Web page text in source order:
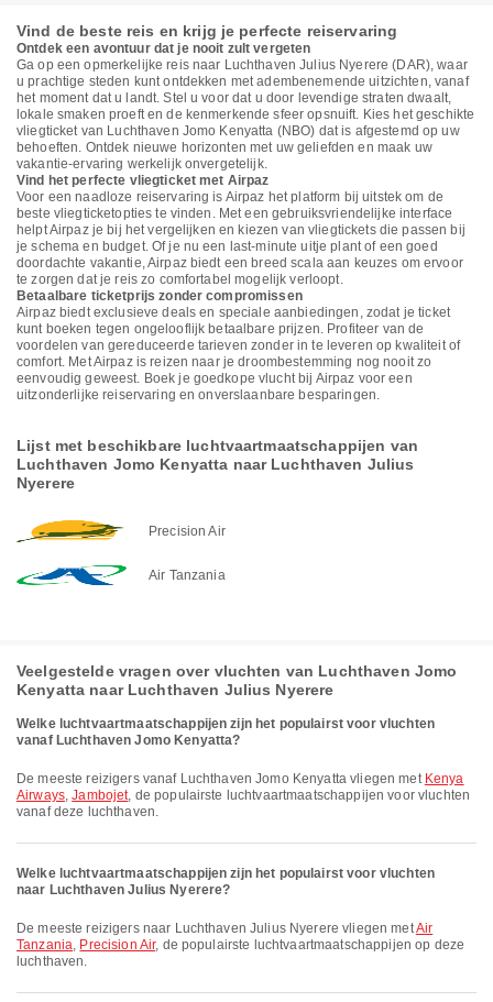
Vind de beste reis en krijg je perfecte reiservaring
Ontdek een avontuur dat je nooit zult vergeten
Ga op een opmerkelijke reis naar Luchthaven Julius Nyerere (DAR), waar
u prachtige steden kunt ontdekken met adembenemende uitzichten, vanaf
het moment dat u landt. Stel u voor dat u door levendige straten dwaalt,
lokale smaken proeft en de kenmerkende sfeer opsnuift. Kies het geschikte
vliegticket van Luchthaven Jomo Kenyatta (NBO) dat is afgestemd op uw
behoeften. Ontdek nieuwe horizonten met uw geliefden en maak uw
vakantie-ervaring werkelijk onvergetelijk.
Vind het perfecte vliegticket met Airpaz
Voor een naadloze reiservaring is Airpaz het platform bij uitstek om de
beste vliegticketopties te vinden. Met een gebruiksvriendelijke interface
helpt Airpaz je bij het vergelijken en kiezen van vliegtickets die passen bij
je schema en budget. Of je nu een last-minute uitje plant of een goed
doordachte vakantie, Airpaz biedt een breed scala aan keuzes om ervoor
te zorgen dat je reis zo comfortabel mogelijk verloopt.
Betaalbare ticketprijs zonder compromissen
Airpaz biedt exclusieve deals en speciale aanbiedingen, zodat je ticket
kunt boeken tegen ongelooflijk betaalbare prijzen. Profiteer van de
voordelen van gereduceerde tarieven zonder in te leveren op kwaliteit of
comfort. Met Airpaz is reizen naar je droombestemming nog nooit zo
eenvoudig geweest. Boek je goedkope vlucht bij Airpaz voor een
uitzonderlijke reiservaring en onverslaanbare besparingen.
Lijst met beschikbare luchtvaartmaatschappijen van
Luchthaven Jomo Kenyatta naar Luchthaven Julius
Nyerere
Precision Air
Air Tanzania
Veelgestelde vragen over vluchten van Luchthaven Jomo
Kenyatta naar Luchthaven Julius Nyerere
Welke luchtvaartmaatschappijen zijn het populairst voor vluchten
vanaf Luchthaven Jomo Kenyatta?
De meeste reizigers vanaf Luchthaven Jomo Kenyatta vliegen met Kenya
Airways,Jambojet, de populairste luchtvaartmaatschappijen voor vluchten
vanaf deze luchthaven.
Welke luchtvaartmaatschappijen zijn het populairst voor vluchten
naar Luchthaven Julius Nyerere?
De meeste reizigers naar Luchthaven Julius Nyerere vliegen metAir
Tanzania, Precision Air, de populairste luchtvaartmaatschappijen op deze
luchthaven.